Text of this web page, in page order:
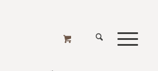
LATTE ART KURS —